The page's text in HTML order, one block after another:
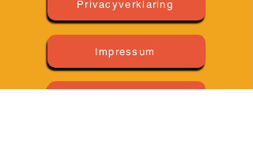
Privacyverklaring
Impressum